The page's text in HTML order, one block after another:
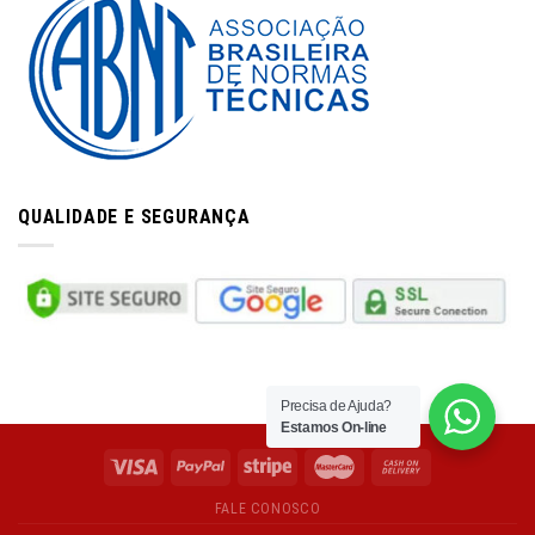
QUALIDADE E SEGURANÇA
FALE CONOSCO
Precisa de Ajuda?
Estamos On-line